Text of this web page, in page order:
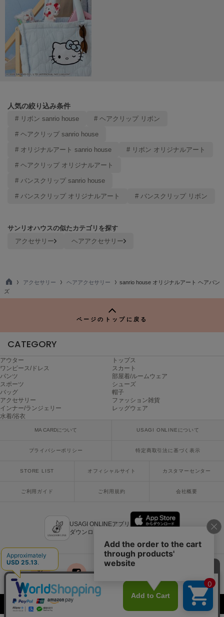
MUCHA
ミュシャ
NEW Balance
ニューバランス
NIKE
ナイキ
NOWNS
ナウンス
null.
Onitsuka Tiger
オルグ
ORR
PATRICK
Philly chocolate
フィリーチョコレート
poláura
ポローラ
Reebok
sanrio house
サンリオハウス
SESAME STREET MARKET
セサミストリートマーケット
SHAKA
シャカ
人気の絞り込み条件
# リボン sanrio house # ヘアクリップ リボン
# ヘアクリップ sanrio house
# オリジナルアート sanrio house # リボン オリジナルアート
# ヘアクリップ オリジナルアート
# バンスクリップ sanrio house
# バンスクリップ オリジナルアート # バンスクリップ リボン
サンリオハウスの似たカテゴリを探す
アクセサリー ヘアアクセサリー
TO
P
アクセサリー ヘアアクセサリー
sanrio house オリジナルアート ヘアバン
ズ
ページのトップに戻る
CATEGORY
アウター
トップス
ワンピース/ドレス
スカート
パンツ
部屋着/ルームウェア
スポーツ
シューズ
バッグ
帽子
アクセサリー
ファッション雑貨
インナー/ランジェリー
レッグウェア
水着/浴衣
MA CARDについて USAGI ONLINEについて
プライバシーポリシー 特定商取引法に基づく表示
STORE LIST オフィシャルサイト カスタマーセンター
ご利用ガイド ご利用規約 会社概要
USAGI ONLINEアプリ
ダウンロードはこちら
x facebook LINE mail
Copyright © 2018 Usagi Online Co.,Ltd. All Rights Reserved.